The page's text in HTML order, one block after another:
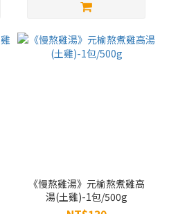
《慢熬雞湯》元榆熬煮雞高
湯(土雞)-1包/500g